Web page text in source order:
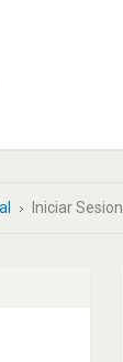
Iniciar Sesion